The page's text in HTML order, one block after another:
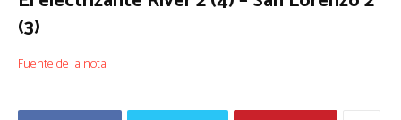
(3)
Fuente de la nota